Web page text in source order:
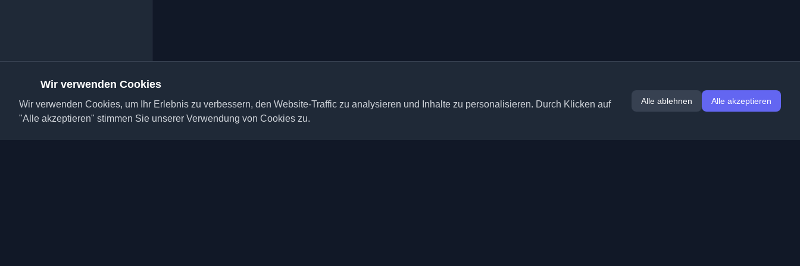
Wir verwenden Cookies
Wir verwenden Cookies, um Ihr Erlebnis zu verbessern, den Website-Traffic zu analysieren und Inhalte zu personalisieren. Durch Klicken auf
"Alle akzeptieren" stimmen Sie unserer Verwendung von Cookies zu.
Alle ablehnen Alle akzeptieren